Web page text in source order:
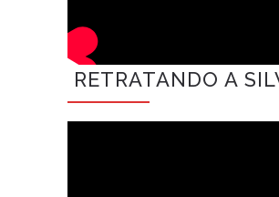
RETRATANDO A